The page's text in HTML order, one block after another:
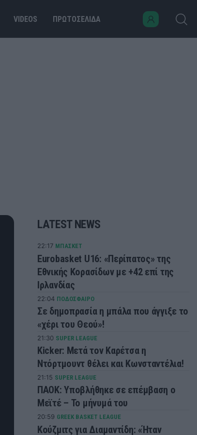
VIDEOS ΠΡΩΤΟΣΕΛΙΔΑ
LATEST NEWS
22:17 ΜΠΑΣΚΕΤ
Eurobasket U16: «Περίπατος» της
Εθνικής Κορασίδων με +42 επί της
Ιρλανδίας
22:04 ΠΟΔΟΣΦΑΙΡΟ
Σε δημοπρασία η μπάλα που άγγιξε το
«χέρι του Θεού»!
21:30 SUPER LEAGUE
Kicker: Μετά τον Καρέτσα η
Ντόρτμουντ θέλει και Κωνσταντέλια!
21:15 SUPER LEAGUE
ΠΑΟΚ: Υποβλήθηκε σε επέμβαση ο
Μεϊτέ – Το μήνυμά του
20:59 GREEK BASKET LEAGUE
Κούζμιτς για Διαμαντίδη: «Ήταν